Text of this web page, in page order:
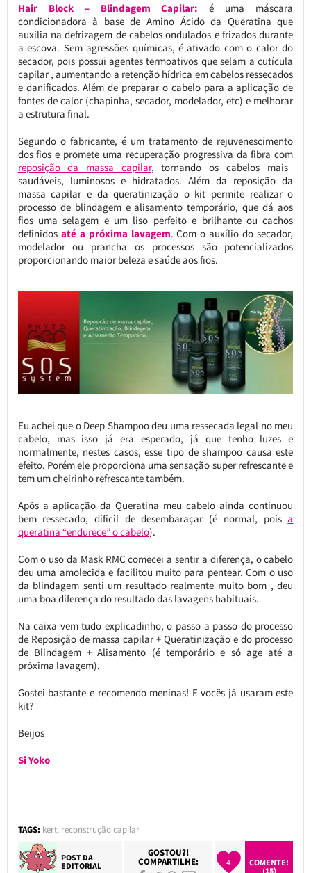
Hair Block – Blindagem Capilar: é uma máscara
condicionadora à base de Amino Ácido da Queratina que
auxilia na defrizagem de cabelos ondulados e frizados durante
a escova. Sem agressões químicas, é ativado com o calor do
secador, pois possui agentes termoativos que selam a cutícula
capilar , aumentando a retenção hídrica em cabelos ressecados
e danificados. Além de preparar o cabelo para a aplicação de
fontes de calor (chapinha, secador, modelador, etc) e melhorar
a estrutura final.
Segundo o fabricante, é um tratamento de rejuvenescimento
dos fios e promete uma recuperação progressiva da fibra com
reposição da massa capilar, tornando os cabelos mais
saudáveis, luminosos e hidratados. Além da reposição da
massa capilar e da queratinização o kit permite realizar o
processo de blindagem e alisamento temporário, que dá aos
fios uma selagem e um liso perfeito e brilhante ou cachos
definidos até a próxima lavagem. Com o auxílio do secador,
modelador ou prancha os processos são potencializados
proporcionando maior beleza e saúde aos fios.
Eu achei que o Deep Shampoo deu uma ressecada legal no meu
cabelo, mas isso já era esperado, já que tenho luzes e
normalmente, nestes casos, esse tipo de shampoo causa este
efeito. Porém ele proporciona uma sensação super refrescante e
tem um cheirinho refrescante também.
Após a aplicação da Queratina meu cabelo ainda continuou
bem ressecado, difícil de desembaraçar (é normal, poisa
queratina “endurece” o cabelo).
Com o uso da Mask RMC comecei a sentir a diferença, o cabelo
deu uma amolecida e facilitou muito para pentear. Com o uso
da blindagem senti um resultado realmente muito bom , deu
uma boa diferença do resultado das lavagens habituais.
Na caixa vem tudo explicadinho, o passo a passo do processo
de Reposição de massa capilar + Queratinização e do processo
de Blindagem + Alisamento (é temporário e só age até a
próxima lavagem).
Gostei bastante e recomendo meninas! E vocês já usaram este
kit?
Beijos
Si Yoko
TAGS: kert, reconstrução capilar
POST DA
EDITORIAL
GOSTOU?!
COMPARTILHE: 4
COMENTE!
(15)